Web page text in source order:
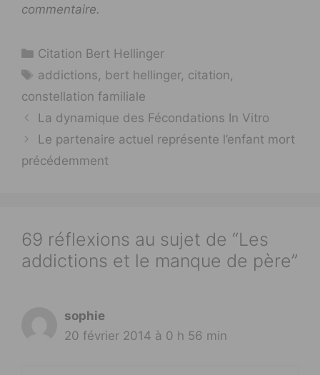
commentaire.
Catégories
Citation Bert Hellinger
Étiquettes
addictions, bert hellinger, citation,
constellation familiale
La dynamique des Fécondations In Vitro
Le partenaire actuel représente l’enfant mort
précédemment
69 réflexions au sujet de “Les
addictions et le manque de père”
sophie
20 février 2014 à 0 h 56 min